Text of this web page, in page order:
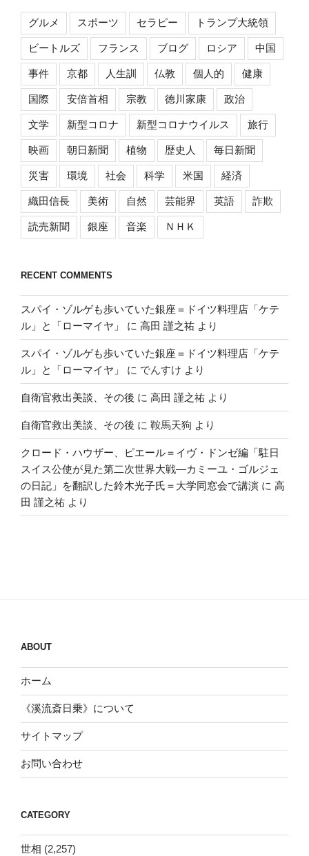
グルメ スポーツ セラピー トランプ大統領
ビートルズ フランス ブログ ロシア 中国
事件 京都 人生訓 仏教 個人的 健康
国際 安倍首相 宗教 徳川家康 政治
文学 新型コロナ 新型コロナウイルス 旅行
映画 朝日新聞 植物 歴史人 毎日新聞
災害 環境 社会 科学 米国 経済
織田信長 美術 自然 芸能界 英語 詐欺
読売新聞 銀座 音楽 ＮＨＫ
RECENT COMMENTS
スパイ・ゾルゲも歩いていた銀座＝ドイツ料理店「ケテ
ル」と「ローマイヤ」
に 高田 謹之祐 より
スパイ・ゾルゲも歩いていた銀座＝ドイツ料理店「ケテ
ル」と「ローマイヤ」
に でんすけ より
自衛官救出美談、その後 に 高田 謹之祐 より
自衛官救出美談、その後 に 鞍馬天狗 より
クロード・ハウザー、ピエール＝イヴ・ドンゼ編「駐日
スイス公使が見た第二次世界大戦―カミーユ・ゴルジェ
の日記」を翻訳した鈴木光子氏＝大学同窓会で講演 に 高
田 謹之祐 より
ABOUT
ホーム
《溪流斎日乗》について
サイトマップ
お問い合わせ
CATEGORY
世相 (2,257)